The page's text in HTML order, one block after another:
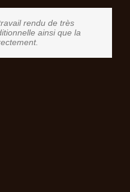
rendu de très
ainsi que la